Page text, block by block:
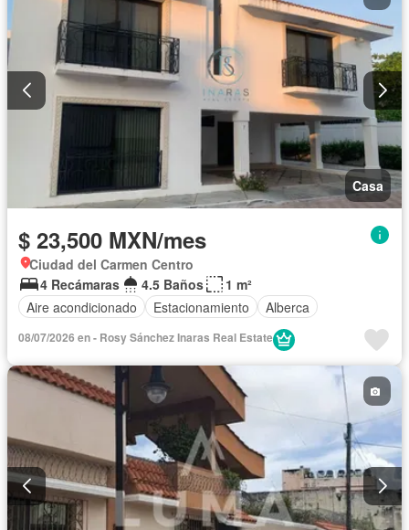
Casa
$ 23,500 MXN/mes
Ciudad del Carmen Centro
4 Recámaras
4.5 Baños
1 m²
Aire acondicionado
Estacionamiento Alberca
08/07/2026 en - Rosy Sánchez Inaras Real Estate